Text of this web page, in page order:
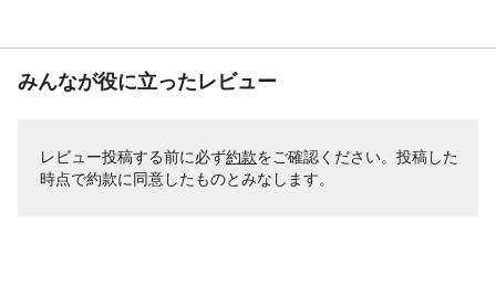
みんなが役に立ったレビュー
レビュー投稿する前に必ず約款をご確認ください。投稿した
時点で約款に同意したものとみなします。